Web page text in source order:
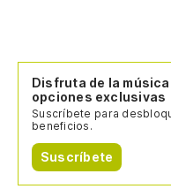
Disfruta de la
opciones exclusivas
Suscríbete para
beneficios.
Suscríbete